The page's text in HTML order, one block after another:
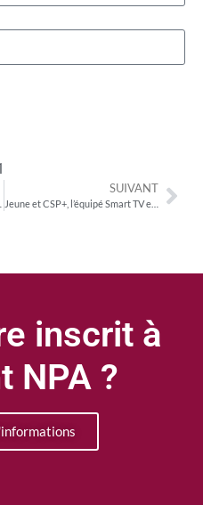
SUIVANT
Jeune et CSP+, l’équipé Smart TV est aussi largement surconsommateur de SVoD
inscrit à
NPA ?